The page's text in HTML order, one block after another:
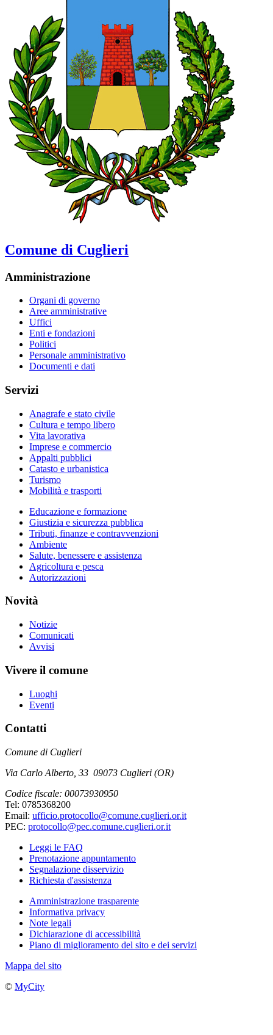
Comune di Cuglieri
Amministrazione
Organi di governo
Aree amministrative
Uffici
Enti e fondazioni
Politici
Personale amministrativo
Documenti e dati
Servizi
Anagrafe e stato civile
Cultura e tempo libero
Vita lavorativa
Imprese e commercio
Appalti pubblici
Catasto e urbanistica
Turismo
Mobilità e trasporti
Educazione e formazione
Giustizia e sicurezza pubblica
Tributi, finanze e contravvenzioni
Ambiente
Salute, benessere e assistenza
Agricoltura e pesca
Autorizzazioni
Novità
Notizie
Comunicati
Avvisi
Vivere il comune
Luoghi
Eventi
Contatti
Comune di Cuglieri
Via Carlo Alberto, 33 09073 Cuglieri (OR)
Codice fiscale: 00073930950
Tel: 0785368200
Email: ufficio.protocollo@comune.cuglieri.or.it
PEC: protocollo@pec.comune.cuglieri.or.it
Leggi le FAQ
Prenotazione appuntamento
Segnalazione disservizio
Richiesta d'assistenza
Amministrazione trasparente
Informativa privacy
Note legali
Dichiarazione di accessibilità
Piano di miglioramento del sito e dei servizi
Mappa del sito
© MyCity